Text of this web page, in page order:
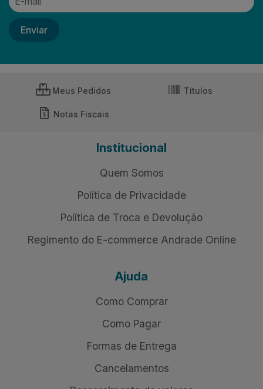
Meus Pedidos Títulos
Notas Fiscais
Institucional
Quem Somos
Política de Privacidade
Política de Troca e Devolução
Regimento do E-commerce Andrade Online
Ajuda
Como Comprar
Como Pagar
Formas de Entrega
Cancelamentos